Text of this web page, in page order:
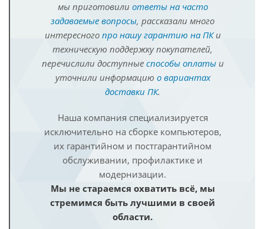
мы приготовили ответы на часто
задаваемые вопросы, рассказали много
интересного про нашу гарантию на ПКи
техническую поддержку покупателей,
перечислили доступные способы оплатыи
уточнили информацию о вариантах
доставки ПК.
Наша компания специализируется
исключительно на сборке компьютеров,
их гарантийном и постгарантийном
обслуживании, профилактике и
модернизации.
Мы не стараемся охватить всё, мы
стремимся быть лучшими в своей
области.